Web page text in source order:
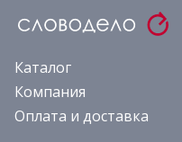
Каталог
Компания
Оплата и доставка